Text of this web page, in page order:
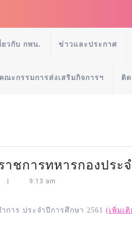
ยวกับ กพน. ข่าวและประกาศ
คณะกรรมการส่งเสริมกิจการฯ ติด
ชการทหารกองประ
9:13 am
การ ประจำปีการศึกษา 2561 (เพิ่มเ